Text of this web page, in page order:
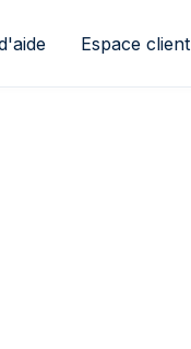
Espace client